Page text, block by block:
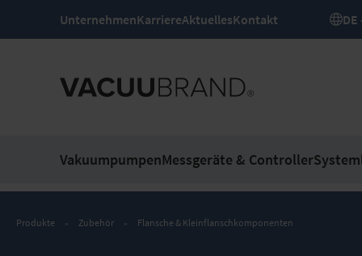
UnternehmenKarriereAktuellesKontakt
VakuumpumpenMessgeräte & Controller
Produkte Zubehör Flansche & Kleinflanschkomponenten